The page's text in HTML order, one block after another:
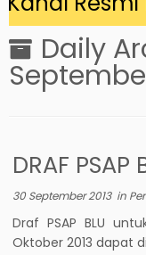
Daily
DRAF PSAP
30 September 2013in
Draf PSAP BLU
Oktober 2013 dapat